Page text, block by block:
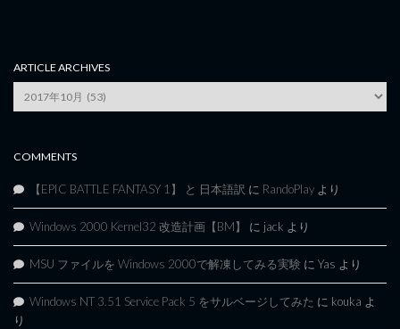
ARTICLE ARCHIVES
Article
Archives
COMMENTS
【EPIC BATTLE FANTASY 1】 と 日本語訳 に RandoPlay より
Windows 2000 Kernel32 改造計画【BM】 に jack より
MSU ファイルを Windows 2000で解凍してみる実験 に Yas より
Windows NT 3.51 Service Pack 5 をサルベージしてみた に kouka よ
り